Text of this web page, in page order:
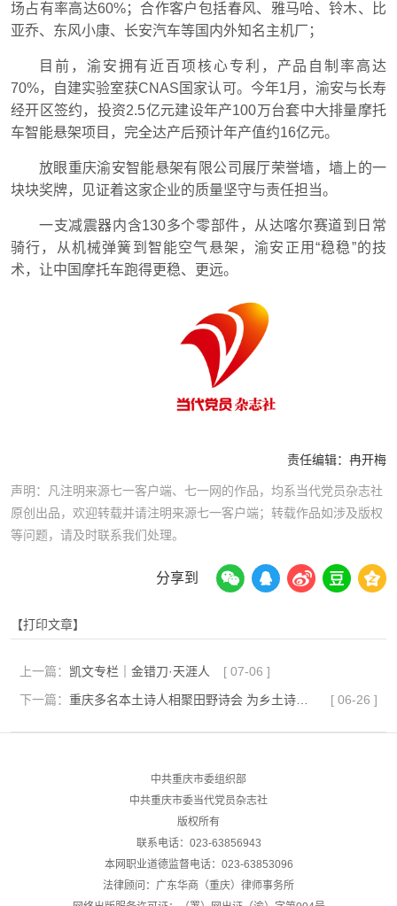
场占有率高达60%；合作客户包括春风、雅马哈、铃木、比
亚乔、东风小康、长安汽车等国内外知名主机厂；
目前，渝安拥有近百项核心专利，产品自制率高达
70%，自建实验室获CNAS国家认可。今年1月，渝安与长寿
经开区签约，投资2.5亿元建设年产100万台套中大排量摩托
车智能悬架项目，完全达产后预计年产值约16亿元。
放眼重庆渝安智能悬架有限公司展厅荣誉墙，墙上的一
块块奖牌，见证着这家企业的质量坚守与责任担当。
一支减震器内含130多个零部件，从达喀尔赛道到日常
骑行，从机械弹簧到智能空气悬架，渝安正用“稳稳”的技
术，让中国摩托车跑得更稳、更远。
责任编辑： 冉开梅
声明：凡注明来源七一客户端、七一网的作品，均系当代党员杂志社
原创出品，欢迎转载并请注明来源七一客户端；转载作品如涉及版权
等问题，请及时联系我们处理。
分享到
【打印文章】
上一篇： 凯文专栏｜金错刀·天涯人 [ 07-06 ]
下一篇：
重庆多名本土诗人相聚田野诗会 为乡土诗歌创作“开方” [ 06-26 ]
中共重庆市委组织部
中共重庆市委当代党员杂志社
版权所有
联系电话：023-63856943
本网职业道德监督电话：023-63853096
法律顾问：广东华商（重庆）律师事务所